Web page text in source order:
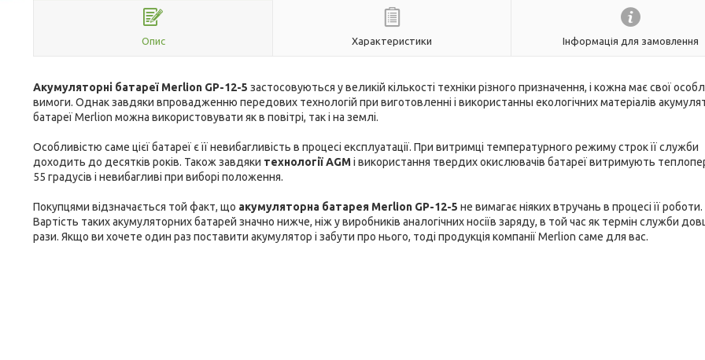
Опис Характеристики Інформація для замовлення
Акумуляторні батареї Merlion GP-12-5 застосовуються у великій кількості техніки різного призначення, і кожна має свої
вимоги. Однак завдяки впровадженню передових технологій при виготовленні і використанны екологічних матеріалів
батареї Merlion можна використовувати як в повітрі, так і на землі.
Особливістю саме цієї батареї є її невибагливість в процесі експлуатації. При витримці температурного режиму строк її служби
доходить до десятків років. Також завдяки технології AGMі використання твердих окислювачів батареї витримують
55 градусів і невибагливі при виборі положення.
Покупцями відзначається той факт, що акумуляторна батарея Merlion GP-12-5 не вимагає ніяких втручань в процесі її роботи.
Вартість таких акумуляторних батарей значно нижче, ніж у виробників аналогічних носіїв заряду, в той час як термін служби
рази. Якщо ви хочете один раз поставити акумулятор і забути про нього, тоді продукція компанії Merlion саме для вас.